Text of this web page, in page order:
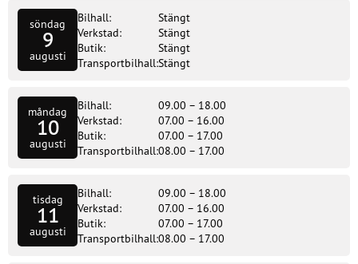
söndag
9
augusti
Bilhall:
Verkstad:
Butik:
Transportbilhall:
Stängt
Stängt
Stängt
Stängt
måndag
10
augusti
Bilhall:
Verkstad:
Butik:
Transportbilhall:
09.00 – 18.00
07.00 – 16.00
07.00 – 17.00
08.00 – 17.00
tisdag
11
augusti
Bilhall:
Verkstad:
Butik:
Transportbilhall:
09.00 – 18.00
07.00 – 16.00
07.00 – 17.00
08.00 – 17.00